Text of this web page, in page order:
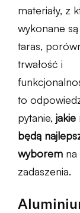
materiały, z
wykonane
taras,
trwałość i
to
pytanie, jakie
będą
wyborem
zadaszenia.